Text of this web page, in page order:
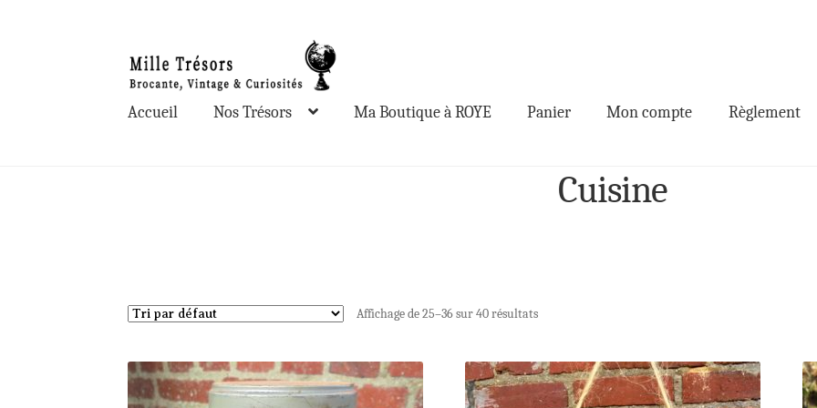
à
la
navigation
au
contenu
Accueil Nos Trésors Ma Boutique à ROYE Panier Mon compte Règlement
Cuisine
Affichage de 25–36 sur 40 résultats